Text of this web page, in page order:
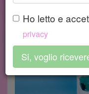
Email
(richiesto)
Ho letto e
privacy